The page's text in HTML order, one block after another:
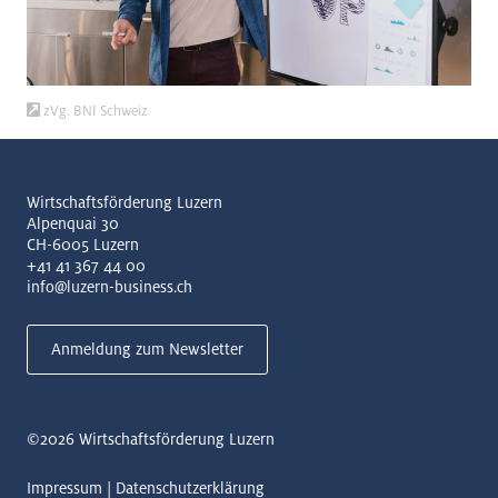
zVg. BNI Schweiz
Wirtschaftsförderung Luzern
Alpenquai 30
CH-6005 Luzern
+41 41 367 44 00
info@luzern-business.ch
Anmeldung zum Newsletter
©2026 Wirtschaftsförderung Luzern
Impressum Datenschutzerklärung